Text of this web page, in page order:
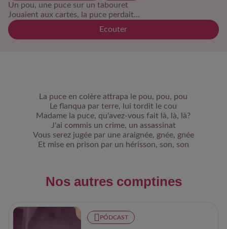
Un pou, une puce sur un tabouret
Jouaient aux cartes, la puce perdait...
Ecouter
La puce en colère attrapa le pou, pou, pou
Le flanqua par terre, lui tordit le cou
Madame la puce, qu'avez-vous fait là, là, là?
J'ai commis un crime, un assassinat
Vous serez jugée par une araignée, gnée, gnée
Et mise en prison par un hérisson, son, son
Nos autres comptines
PÓDCAST